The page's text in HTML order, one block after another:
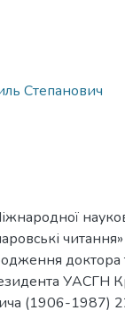
Степанович
доктора
УАСГН
(1906-1987)